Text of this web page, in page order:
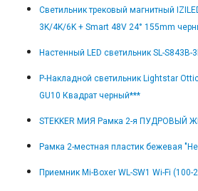
Светильник трековый магнитный
3K/4K/6K + Smart 48V 24° 155mm
Настенный LED светильник SL-S843B-
Р-Накладной светильник Lightstar
GU10 Квадрат черный***
STEKKER МИЯ Рамка 2-я ПУДРОВЫЙ
Рамка 2-местная пластик бежевая
Приемник Mi-Boxer WL-SW1 Wi-Fi (100-